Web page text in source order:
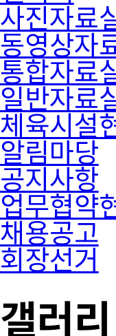
사진자료
동영상자
통합자료
일반자료
체육시설
알림마당
공지사항
업무협약
채용공고
회장선거
갤러리